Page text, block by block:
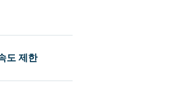
도 제한